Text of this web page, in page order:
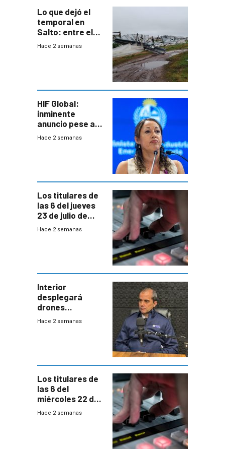
Lo que dejó el
temporal en
Salto: entre el
impacto
Hace 2 semanas
HIF Global:
inminente
anuncio pese a
declaración de
gobierno
Hace 2 semanas
Los titulares de
las 6 del jueves
23 de julio de
2026
Hace 2 semanas
Interior
desplegará
drones
autónomos para
Hace 2 semanas
Los titulares de
las 6 del
miércoles 22 de
julio de 2026
Hace 2 semanas